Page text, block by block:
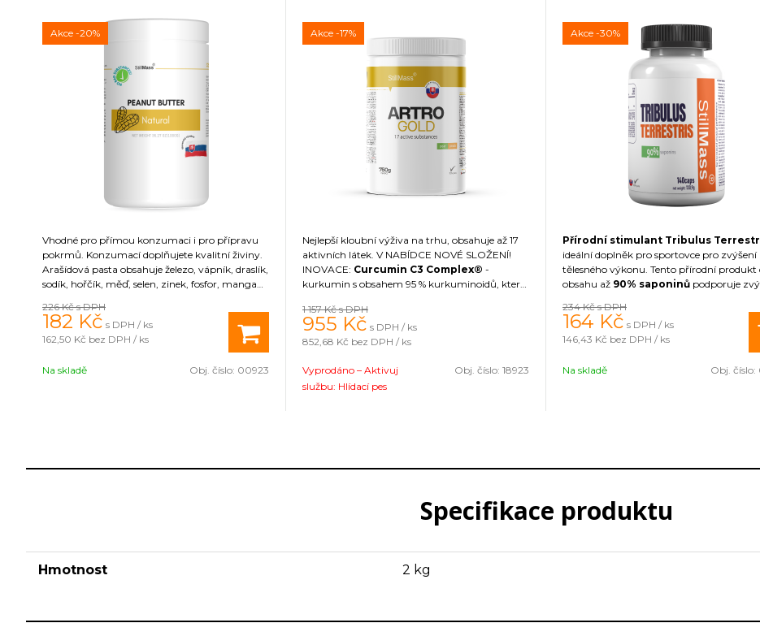
Akce -20%
Vhodné pro přímou konzumaci i pro přípravu
pokrmů. Konzumací doplňujete kvalitní živiny.
Arašídová pasta obsahuje železo, vápník, draslík,
sodík, hořčík, měď, selen, zinek, fosfor, mangan,
kyselina pantotenová, vitamíny B a E.
226 Kčs DPH
182 Kč s DPH / ks
162,50 Kč bez DPH / ks
Na skladě Obj. číslo: 00923
Akce -17%
Nejlepší kloubní výživa na trhu, obsahuje až 17
aktivních látek. V NABÍDCE NOVÉ SLOŽENÍ!
INOVACE: Curcumin C3 Complex® -
kurkumin s obsahem 95 % kurkuminoidů, který
Opti 7 Digest
efektivní vstřebávání. Nejkomplexnější
výživa vytvořená pro zdravou podporu kloubů
přírodní sladidlo stévie, čímž se zvyšuje jeho
kvalita.
1 157 Kčs DPH
955 Kč s DPH / ks
852,68 Kč bez DPH / ks
Vyprodáno – Aktivuj
službu: Hlídací pes
Obj. číslo: 18923
Akce -30%
Přírodní stimulant Tribulus
ideální doplněk pro sportovce pro zvýšení
tělesného výkonu. Tento přírodní produkt
obsahu až 90% saponinů podporuje
svalové hmoty, zlepšení síly,
sexuální aktivity.Kromě toho
zemní) Tribulus Terrestris pomáhá při
odvápnění kostí, a u žen pomáhá v
234 Kčs DPH
164 Kč s DPH / ks
146,43 Kč bez DPH / ks
Na skladě Obj. číslo:
Specifikace produktu
Hmotnost 2 kg